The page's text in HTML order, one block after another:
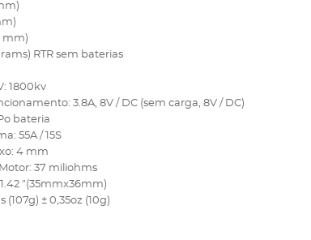
mm)
RTR sem baterias
1800kv
3.8A, 8V / DC (sem carga, 8V / DC)
bateria
55A / 15S
4 mm
37 miliohms
"(35mmx36mm)
(107g) ± 0,35oz (10g)